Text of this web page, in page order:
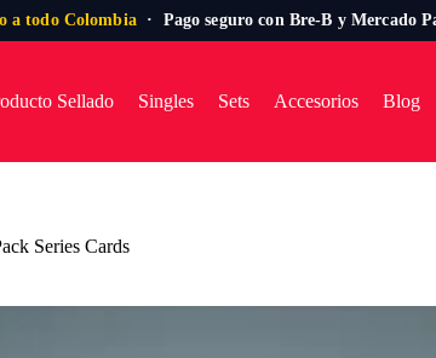
a todo Colombia· Pago seguro con Bre-B y Mercado
Sellado Singles Sets Accesorios Blog
Series Cards